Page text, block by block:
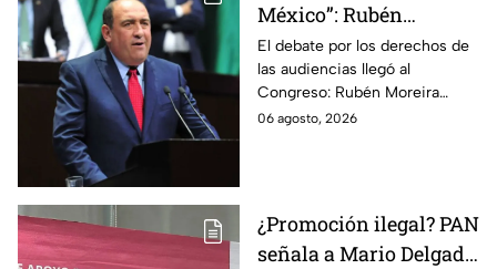
México”: Rubén
Moreira pide frenar
discusión de
lineamientos de
audiencias hasta
El debate por los derechos de
las audiencias llegó al
Congreso: Rubén Moreira
reclama una consulta con
06 agosto, 2026
¿Promoción ilegal? PAN
señala a Mario Delgado